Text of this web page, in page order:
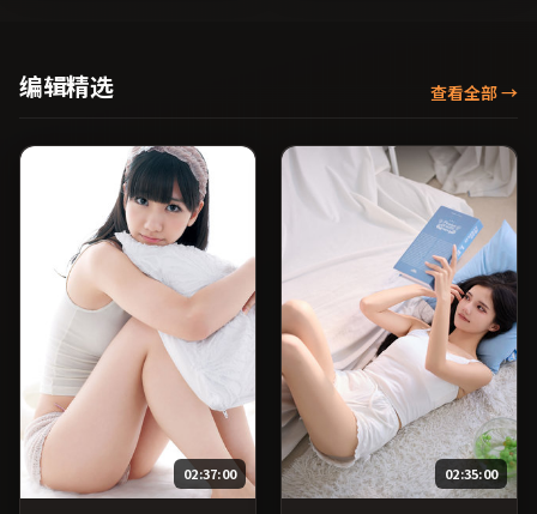
日于韩国地区院线首映，网
络平台同步更新片源。整体
资源大全免费条目索引，支
持片名与演员交叉检索。）
新片源。上线后可持续关注
目索引，支持片名与演员交
叉检索。）
编辑精选 查看全部→
02:37:00 02:35:00